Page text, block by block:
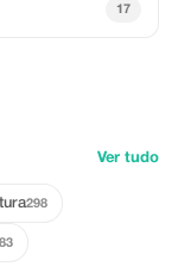
17
Ver tudo
298
83